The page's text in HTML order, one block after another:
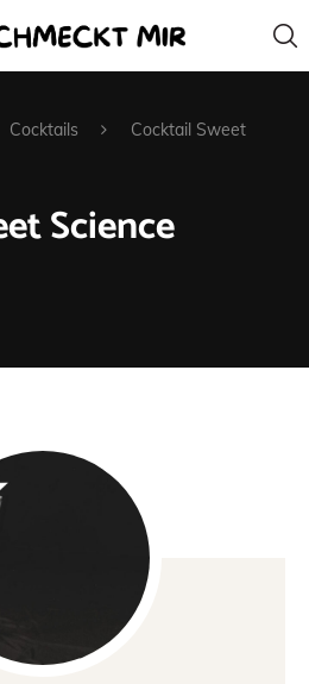
Cocktails
Cocktail Sweet
Science